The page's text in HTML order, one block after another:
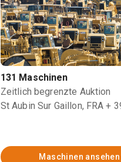
131 Maschinen
Zeitlich begrenzte Auktion
St Aubin Sur Gaillon, FRA +
Maschinen ansehen